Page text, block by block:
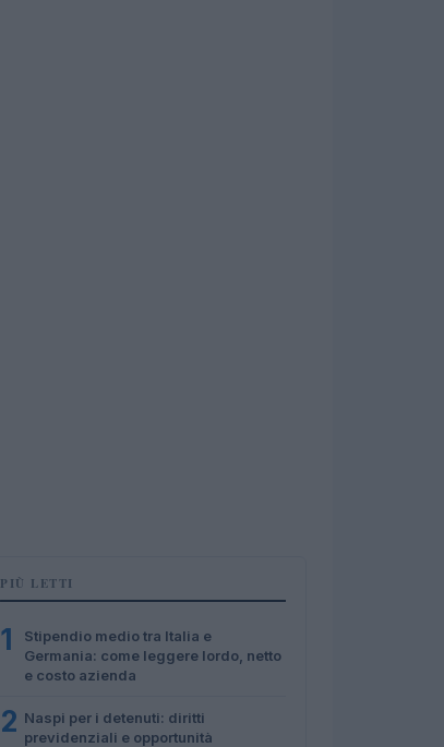
PIÙ LETTI
1
Stipendio medio tra Italia e
Germania: come leggere lordo, netto
e costo azienda
2 Naspi per i detenuti: diritti
previdenziali e opportunità